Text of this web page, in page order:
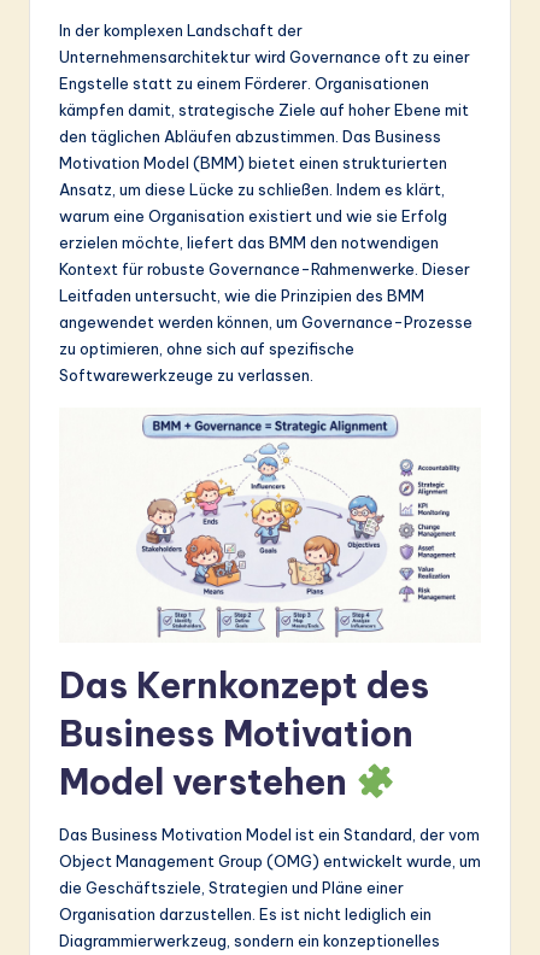
m
L
w
In
o
In der komplexen Landschaft der
Unternehmensarchitektur wird Governance oft zu einer
Engstelle statt zu einem Förderer. Organisationen
kämpfen damit, strategische Ziele auf hoher Ebene mit
den täglichen Abläufen abzustimmen. Das Business
Motivation Model (BMM) bietet einen strukturierten
Ansatz, um diese Lücke zu schließen. Indem es klärt,
warum eine Organisation existiert und wie sie Erfolg
erzielen möchte, liefert das BMM den notwendigen
Kontext für robuste Governance-Rahmenwerke. Dieser
Leitfaden untersucht, wie die Prinzipien des BMM
angewendet werden können, um Governance-Prozesse
zu optimieren, ohne sich auf spezifische
Softwarewerkzeuge zu verlassen.
Das Kernkonzept des
Business Motivation
Model verstehen
Das Business Motivation Model ist ein Standard, der vom
Object Management Group (OMG) entwickelt wurde, um
die Geschäftsziele, Strategien und Pläne einer
Organisation darzustellen. Es ist nicht lediglich ein
Diagrammierwerkzeug, sondern ein konzeptionelles